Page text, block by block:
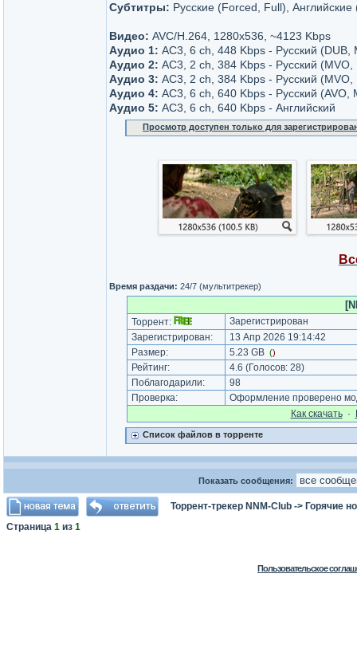
Субтитры: Русские (Forced, Full), Английские
Видео: AVC/H.264, 1280x536, ~4123 Kbps
Аудио 1: AC3, 6 ch, 448 Kbps - Русский (DUB,
Аудио 2: AC3, 2 ch, 384 Kbps - Русский
Аудио 3: AC3, 2 ch, 384 Kbps - Русский
Аудио 4: AC3, 6 ch, 640 Kbps - Русский
Аудио 5: AC3, 6 ch, 640 Kbps - Английский
Просмотр доступен только для
Время раздачи: 24/7 (мультитрекер)
Торрент:
Зарегистрирован
Зарегистрирован:
13 Апр 2026 19:14:42
Размер:
5.23 GB ()
Рейтинг: 4.6 (Голосов: 28)
Поблагодарили:
98
Проверка:
Оформление проверено
Как cкачать·
Список файлов в торренте
Показать сообщения:
Торрент-трекер NNM-Club -> Горячие
Страница 1 из 1
Пользовательское